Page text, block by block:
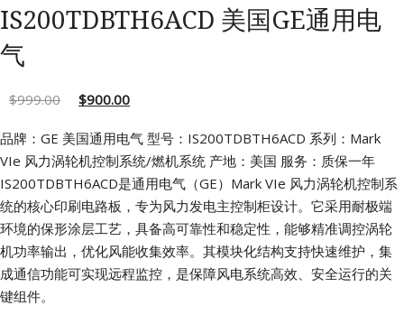
IS200TDBTH6ACD 美国GE通用电
气
$999.00 $900.00
品牌：GE 美国通用电气 型号：IS200TDBTH6ACD 系列：Mark
VIe 风力涡轮机控制系统/燃机系统 产地：美国 服务：质保一年
IS200TDBTH6ACD是通用电气（GE）Mark VIe 风力涡轮机控制系
统的核心印刷电路板，专为风力发电主控制柜设计。它采用耐极端
环境的保形涂层工艺，具备高可靠性和稳定性，能够精准调控涡轮
机功率输出，优化风能收集效率。其模块化结构支持快速维护，集
成通信功能可实现远程监控，是保障风电系统高效、安全运行的关
键组件。